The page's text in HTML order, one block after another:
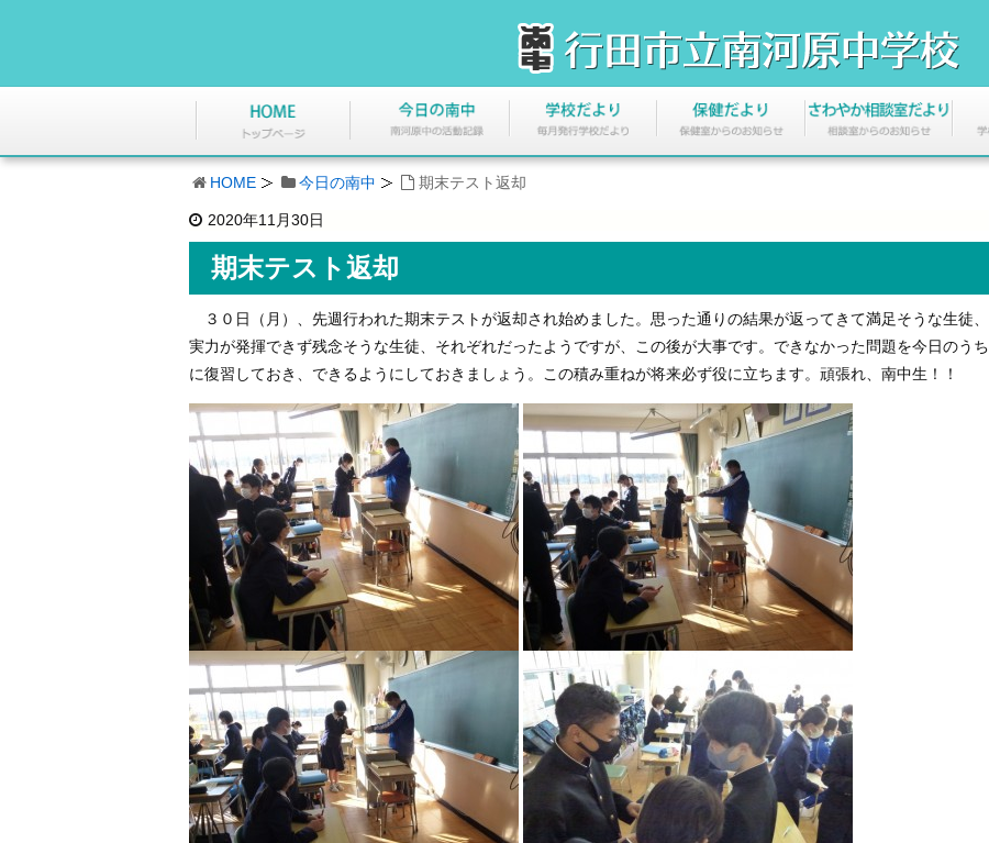
HOME 今日の南中 期末テスト返却
2020年11月30日
期末テスト返却
３０日（月）、先週行われた期末テストが返却され始めました。思った通りの結果が返ってきて満足そうな生徒、
実力が発揮できず残念そうな生徒、それぞれだったようですが、この後が大事です。できなかった問題を今日のうち
に復習しておき、できるようにしておきましょう。この積み重ねが将来必ず役に立ちます。頑張れ、南中生！！